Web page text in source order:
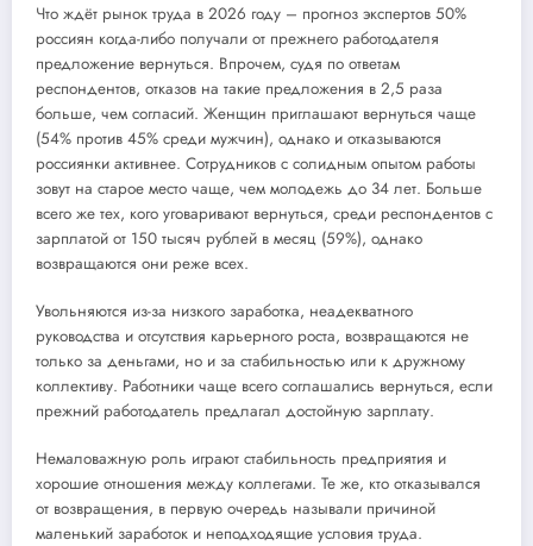
Что ждёт рынок труда в 2026 году – прогноз экспертов 50%
россиян когда-либо получали от прежнего работодателя
предложение вернуться. Впрочем, судя по ответам
респондентов, отказов на такие предложения в 2,5 раза
больше, чем согласий. Женщин приглашают вернуться чаще
(54% против 45% среди мужчин), однако и отказываются
россиянки активнее. Сотрудников с солидным опытом работы
зовут на старое место чаще, чем молодежь до 34 лет. Больше
всего же тех, кого уговаривают вернуться, среди респондентов с
зарплатой от 150 тысяч рублей в месяц (59%), однако
возвращаются они реже всех.
Увольняются из-за низкого заработка, неадекватного
руководства и отсутствия карьерного роста, возвращаются не
только за деньгами, но и за стабильностью или к дружному
коллективу. Работники чаще всего соглашались вернуться, если
прежний работодатель предлагал достойную зарплату.
Немаловажную роль играют стабильность предприятия и
хорошие отношения между коллегами. Те же, кто отказывался
от возвращения, в первую очередь называли причиной
маленький заработок и неподходящие условия труда.